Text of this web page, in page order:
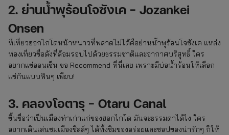
2. ย่านน้ำพุร้อนโจซังเค – Jozankei
Onsen
ที่เที่ยวฮอกไกโดหน้าหนาวที่พลาดไม่ได้คือย่านน้ำพุร้อนโจซังเค แหล่ง
ท่องเที่ยวชื่อดังที่ล้อมรอบไปด้วยธรรมชาติและอากาศบริสุทธิ์ ใคร
อยากแช่ออนเซ็น ขอ Recommend ที่นี่เลย เพราะมีบ่อน้ำร้อนให้เลือก
แช่กันแบบฟินๆ เพียบ!
3. คลองโอตารุ – Otaru Canal
ขึ้นชื่อว่าเป็นเมืองท่าเก่าแก่ของฮอกไกโด มันจะธรรมดาได้ไง ใคร
อยากเดินเล่นชมเมืองชิลล์ๆ ได้ทั้งชิมของอร่อยและชอปของน่ารักๆ ก็ให้